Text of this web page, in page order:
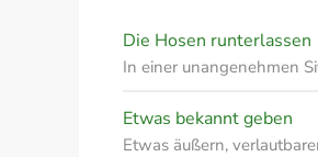
Die Hosen runterlassen
In einer unangenehmen
Etwas bekannt geben
Etwas äußern,